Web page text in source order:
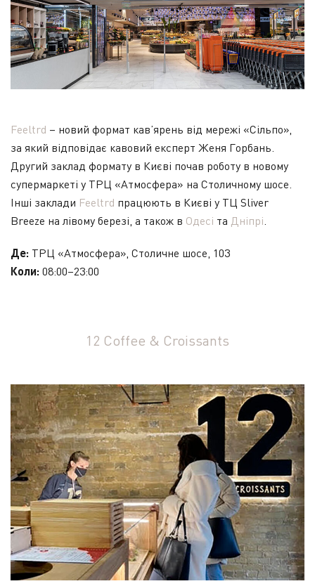
Feeltrd – новий формат кав’ярень від мережі «Сільпо»,
за який відповідає кавовий експерт Женя Горбань.
Другий заклад формату в Києві почав роботу в новому
супермаркеті у ТРЦ «Атмосфера» на Столичному шосе.
Інші заклади Feeltrd працюють в Києві у ТЦ Sliver
Breeze на лівому березі, а також в Одесі та Дніпрі.
Де: ТРЦ «Атмосфера», Столичне шосе, 103
Коли: 08:00–23:00
12 Coffee & Croissants